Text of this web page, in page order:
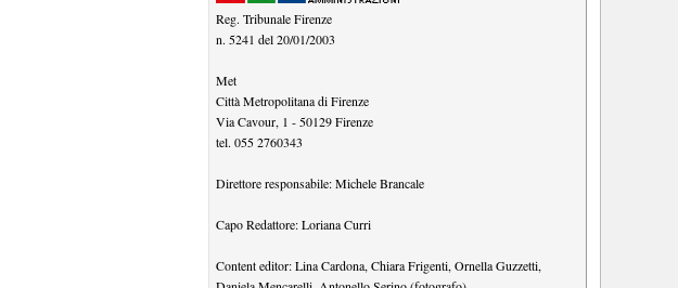
Reg. Tribunale Firenze
n. 5241 del 20/01/2003
Met
Città Metropolitana di Firenze
Via Cavour, 1 - 50129 Firenze
tel. 055 2760343
Direttore responsabile:Michele Brancale
Capo Redattore:Loriana Curri
Content editor:Lina Cardona, Chiara Frigenti, Ornella Guzzetti,